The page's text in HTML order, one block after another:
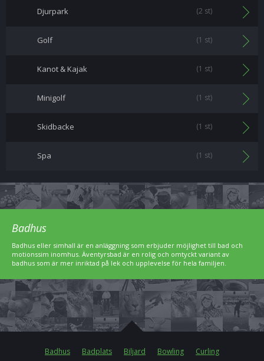
Djurpark (2 st)
Golf (1 st)
Kanot & Kajak (1 st)
Minigolf (1 st)
Skidbacke (1 st)
Spa (1 st)
Badhus
Badhus eller simhall är en anläggning som erbjuder möjlighet till bad och
motionssim inomhus. Äventyrsbad är en rolig och omtyckt variant av
badhus som är mer inriktad på lek och upplevelse för hela familjen.
Badhus Badplats Biljard Bowling Curling